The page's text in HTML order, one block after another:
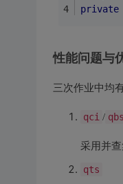
private
性能问题与
三次作业中均
qci / qbs
采用并
qts